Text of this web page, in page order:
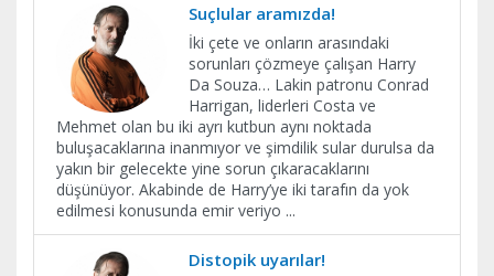
Suçlular aramızda!
İki çete ve onların arasındaki
sorunları çözmeye çalışan Harry
Da Souza… Lakin patronu Conrad
Harrigan, liderleri Costa ve
Mehmet olan bu iki ayrı kutbun aynı noktada
buluşacaklarına inanmıyor ve şimdilik sular durulsa da
yakın bir gelecekte yine sorun çıkaracaklarını
düşünüyor. Akabinde de Harry’ye iki tarafın da yok
edilmesi konusunda emir veriyo ...
Distopik uyarılar!